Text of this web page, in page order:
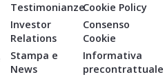
Testimonianze
Investor
Relations
Stampa e
News
Cookie Policy
Consenso
Cookie
Informativa
precontrattuale